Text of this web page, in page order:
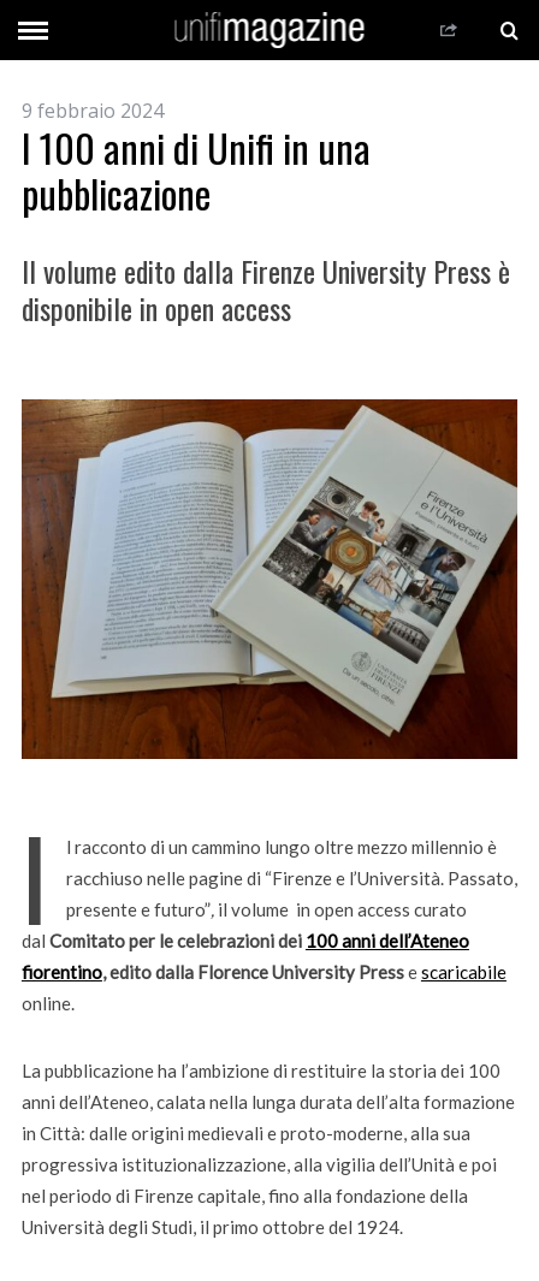
9 febbraio 2024
I 100 anni di Unifi in una
pubblicazione
Il volume edito dalla Firenze University Press è
disponibile in open access
I
l racconto di un cammino lungo oltre mezzo millennio è
racchiuso nelle pagine di “Firenze e l’Università. Passato,
presente e futuro”,il volume in open access curato
dal Comitato per le celebrazioni dei 100 anni dell’Ateneo
fiorentino, edito dalla Florence University Pressescaricabile
online.
La pubblicazione ha l’ambizione di restituire la storia dei 100
anni dell’Ateneo, calata nella lunga durata dell’alta formazione
in Città: dalle origini medievali e proto-moderne, alla sua
progressiva istituzionalizzazione, alla vigilia dell’Unità e poi
nel periodo di Firenze capitale, fino alla fondazione della
Università degli Studi, il primo ottobre del 1924.